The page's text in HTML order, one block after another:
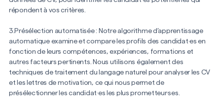
répondent à vos critères.
3.Présélection automatisée : Notre algorithme d’apprentissage
automatique examine et compare les profils des candidat·es en
fonction de leurs compétences, expériences, formations et
autres facteurs pertinents. Nous utilisons également des
techniques de traitement du langage naturel pour analyser les CV
et les lettres de motivation, ce qui nous permet de
présélectionner les candidat·es les plus prometteur·ses.